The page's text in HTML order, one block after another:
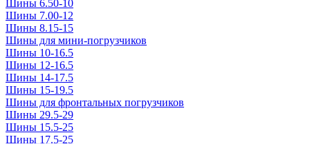
Шины 6.50-10
Шины 7.00-12
Шины 8.15-15
Шины для мини-погрузчиков
Шины 10-16.5
Шины 12-16.5
Шины 14-17.5
Шины 15-19.5
Шины для фронтальных погрузчиков
Шины 29.5-29
Шины 15.5-25
Шины 17.5-25